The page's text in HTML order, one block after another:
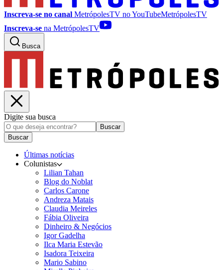
Inscreva-se no canal MetrópolesTV noYouTubeMetrópolesTV
Inscreva-se na MetrópolesTV
Busca
Digite sua busca
Buscar
Buscar
Últimas notícias
Colunistas
Lilian Tahan
Blog do Noblat
Carlos Carone
Andreza Matais
Claudia Meireles
Fábia Oliveira
Dinheiro & Negócios
Igor Gadelha
Ilca Maria Estevão
Isadora Teixeira
Mario Sabino